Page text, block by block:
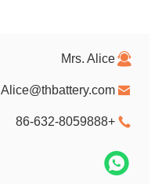
Mrs. Alice
Alice@thbattery.com
+86-632-8059888